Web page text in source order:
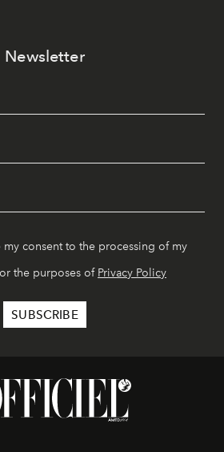
Newsletter
consent to the processing of my
the purposes of Privacy Policy